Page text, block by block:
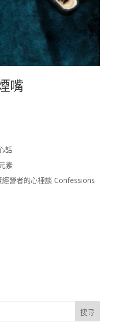
嘴
話
素
營者的心裡談 Confessions